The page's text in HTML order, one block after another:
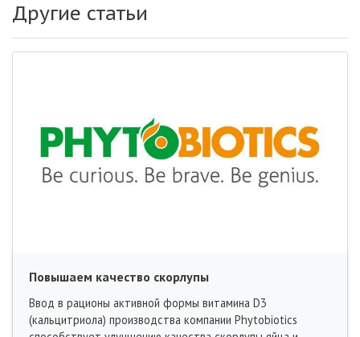
Другие статьи
Повышаем качество скорлупы
Ввод в рационы активной формы витамина D3
(кальцитриола) производства компании Рhytobiotics